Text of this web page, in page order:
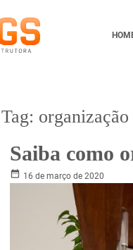
Tag: organização
Saiba como
date_range 16 de março de 2020